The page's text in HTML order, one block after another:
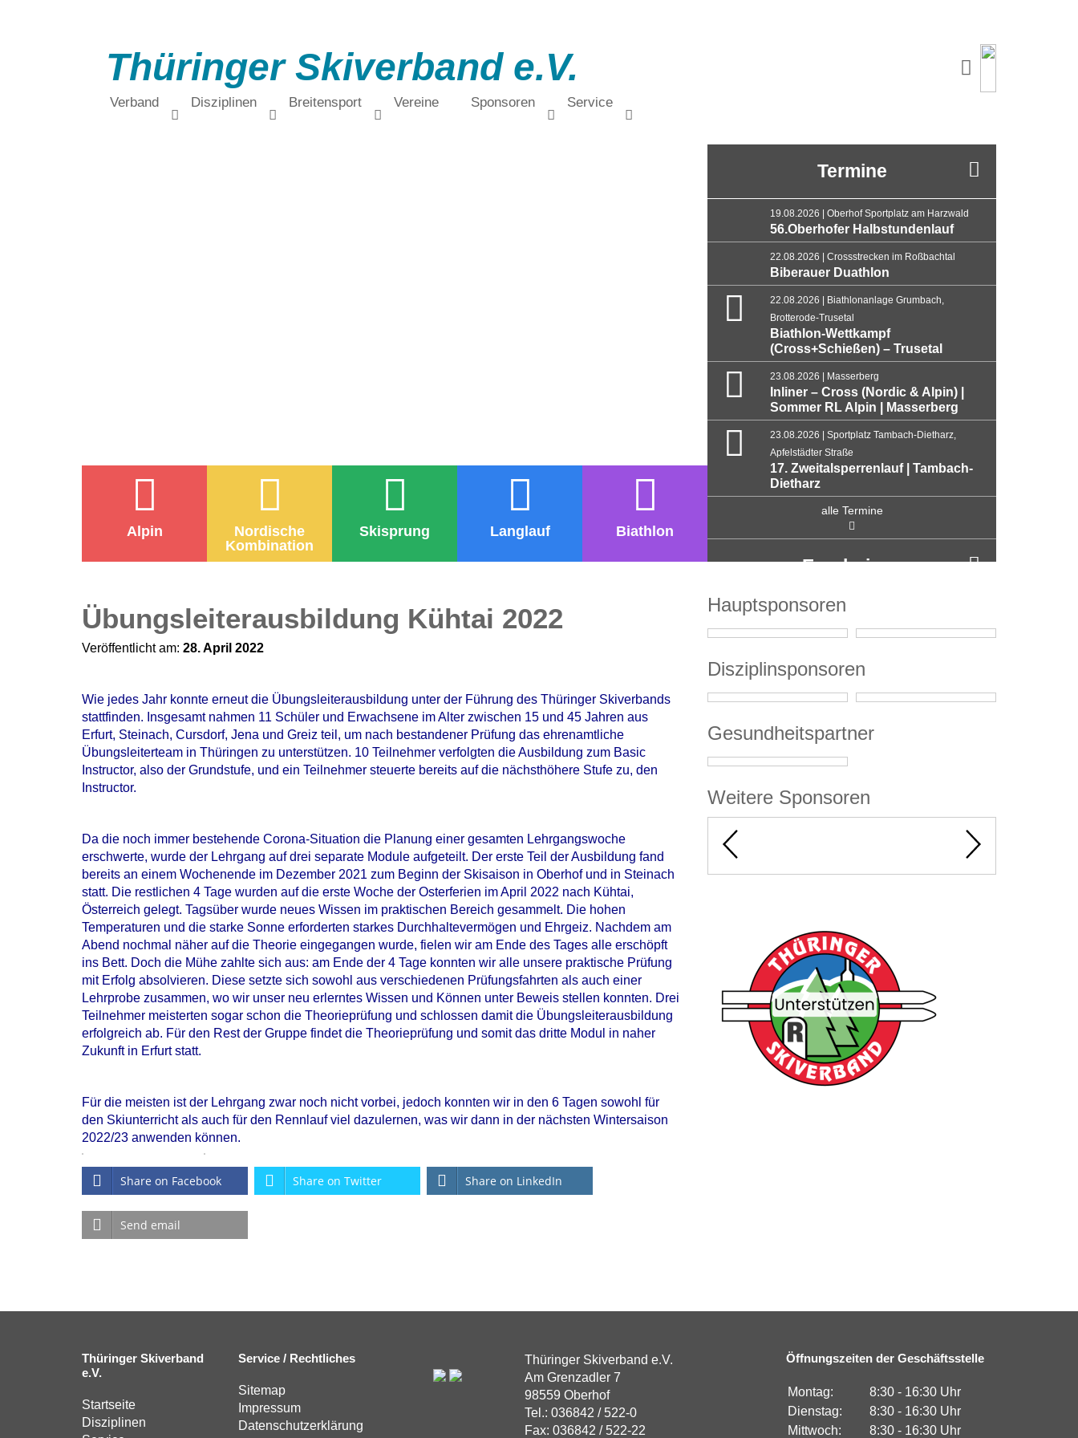
Thüringer Skiverband e.V.
Verband Disziplinen Breitensport Vereine Sponsoren Service
Alpin
Nordische
Kombination
Skisprung Langlauf Biathlon
Termine
19.08.2026 | Oberhof Sportplatz am Harzwald
56.Oberhofer Halbstundenlauf
22.08.2026 | Crossstrecken im Roßbachtal
Biberauer Duathlon
22.08.2026 | Biathlonanlage Grumbach,
Brotterode-Trusetal
Biathlon-Wettkampf
(Cross+Schießen) – Trusetal
23.08.2026 | Masserberg
Inliner – Cross (Nordic & Alpin) |
Sommer RL Alpin | Masserberg
23.08.2026 | Sportplatz Tambach-Dietharz,
Apfelstädter Straße
17. Zweitalsperrenlauf | Tambach-
Dietharz
alle Termine
Ergebnisse
Übungsleiterausbildung Kühtai 2022
Veröffentlicht am: 28. April 2022
Wie jedes Jahr konnte erneut die Übungsleiterausbildung unter der Führung des Thüringer Skiverbands
stattfinden. Insgesamt nahmen 11 Schüler und Erwachsene im Alter zwischen 15 und 45 Jahren aus
Erfurt, Steinach, Cursdorf, Jena und Greiz teil, um nach bestandener Prüfung das ehrenamtliche
Übungsleiterteam in Thüringen zu unterstützen. 10 Teilnehmer verfolgten die Ausbildung zum Basic
Instructor, also der Grundstufe, und ein Teilnehmer steuerte bereits auf die nächsthöhere Stufe zu, den
Instructor.
Da die noch immer bestehende Corona-Situation die Planung einer gesamten Lehrgangswoche
erschwerte, wurde der Lehrgang auf drei separate Module aufgeteilt. Der erste Teil der Ausbildung fand
bereits an einem Wochenende im Dezember 2021 zum Beginn der Skisaison in Oberhof und in Steinach
statt. Die restlichen 4 Tage wurden auf die erste Woche der Osterferien im April 2022 nach Kühtai,
Österreich gelegt. Tagsüber wurde neues Wissen im praktischen Bereich gesammelt. Die hohen
Temperaturen und die starke Sonne erforderten starkes Durchhaltevermögen und Ehrgeiz. Nachdem am
Abend nochmal näher auf die Theorie eingegangen wurde, fielen wir am Ende des Tages alle erschöpft
ins Bett. Doch die Mühe zahlte sich aus: am Ende der 4 Tage konnten wir alle unsere praktische Prüfung
mit Erfolg absolvieren. Diese setzte sich sowohl aus verschiedenen Prüfungsfahrten als auch einer
Lehrprobe zusammen, wo wir unser neu erlerntes Wissen und Können unter Beweis stellen konnten. Drei
Teilnehmer meisterten sogar schon die Theorieprüfung und schlossen damit die Übungsleiterausbildung
erfolgreich ab. Für den Rest der Gruppe findet die Theorieprüfung und somit das dritte Modul in naher
Zukunft in Erfurt statt.
Für die meisten ist der Lehrgang zwar noch nicht vorbei, jedoch konnten wir in den 6 Tagen sowohl für
den Skiunterricht als auch für den Rennlauf viel dazulernen, was wir dann in der nächsten Wintersaison
2022/23 anwenden können.
Share on Facebook Share on Twitter Share on LinkedIn
Send email
Hauptsponsoren
Disziplinsponsoren
Gesundheitspartner
Weitere Sponsoren
Thüringer Skiverband
e.V.
Startseite
Disziplinen
Service / Rechtliches
Sitemap
Impressum
Datenschutzerklärung
Thüringer Skiverband e.V.
Am Grenzadler 7
98559 Oberhof
Tel.: 036842 / 522-0
Fax: 036842 / 522-22
Öffnungszeiten der Geschäftsstelle
Montag:
8:30 - 16:30 Uhr
Dienstag:
8:30 - 16:30 Uhr
Mittwoch:
8:30 - 16:30 Uhr